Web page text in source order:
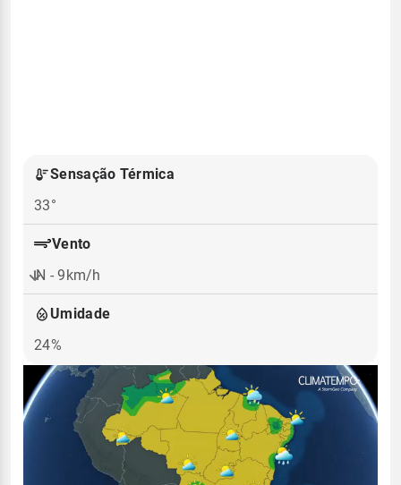
Sensação Térmica
33°
Vento
N - 9km/h
Umidade
24%